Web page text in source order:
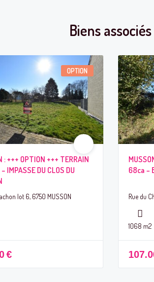
Biens associés
OPTION
: +++ OPTION +++ TERRAIN
IMPASSE DU CLOS DU
lot 6, 6750 MUSSON
€
68ca –
Rue du
1068 m2